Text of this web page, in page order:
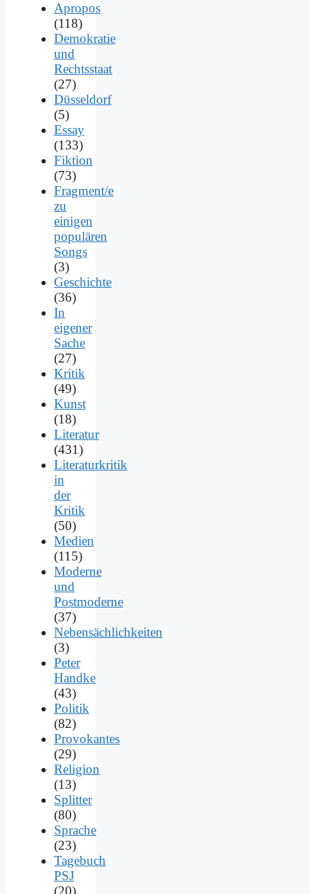
Apropos
(118)
Demokratie
und
Rechtsstaat
(27)
Düsseldorf
(5)
Essay
(133)
Fiktion
(73)
Fragment/e
zu
einigen
populären
Songs
(3)
Geschichte
(36)
In
eigener
Sache
(27)
Kritik
(49)
Kunst
(18)
Literatur
(431)
Literaturkritik
in
der
Kritik
(50)
Medien
(115)
Moderne
und
Postmoderne
(37)
Nebensächlichkeiten
(3)
Peter
Handke
(43)
Politik
(82)
Provokantes
(29)
Religion
(13)
Splitter
(80)
Sprache
(23)
Tagebuch
PSJ
(20)